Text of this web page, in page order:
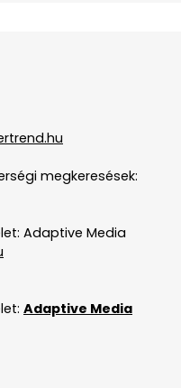
megkeresések:
Adaptive Media
Adaptive Media